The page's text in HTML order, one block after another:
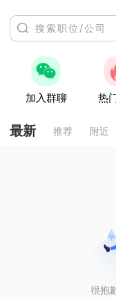
加入群聊 热
最新 推荐 附近
很抱